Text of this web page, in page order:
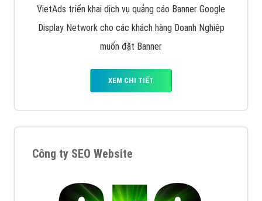
VietAds triển khai dịch vụ quảng cáo Banner Google
Display Network cho các khách hàng Doanh Nghiệp
muốn đặt Banner
XEM CHI TIẾT
Công ty SEO Website